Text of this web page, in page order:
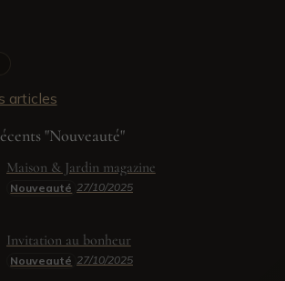
articles
"Nouveauté"
Nouveauté 27/10/2025
Maison & Jardin magazine
Nouveauté 27/10/2025
Invitation au bonheur